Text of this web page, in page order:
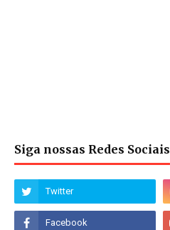
Siga nossas Redes Sociais